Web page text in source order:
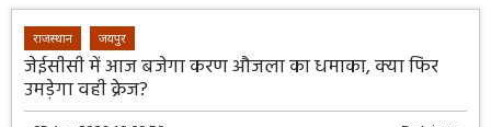
राजस्थान जयपुर
जेईसीसी में आज बजेगा करण औजला का धमाका, क्या फिर
उमड़ेगा वही क्रेज?